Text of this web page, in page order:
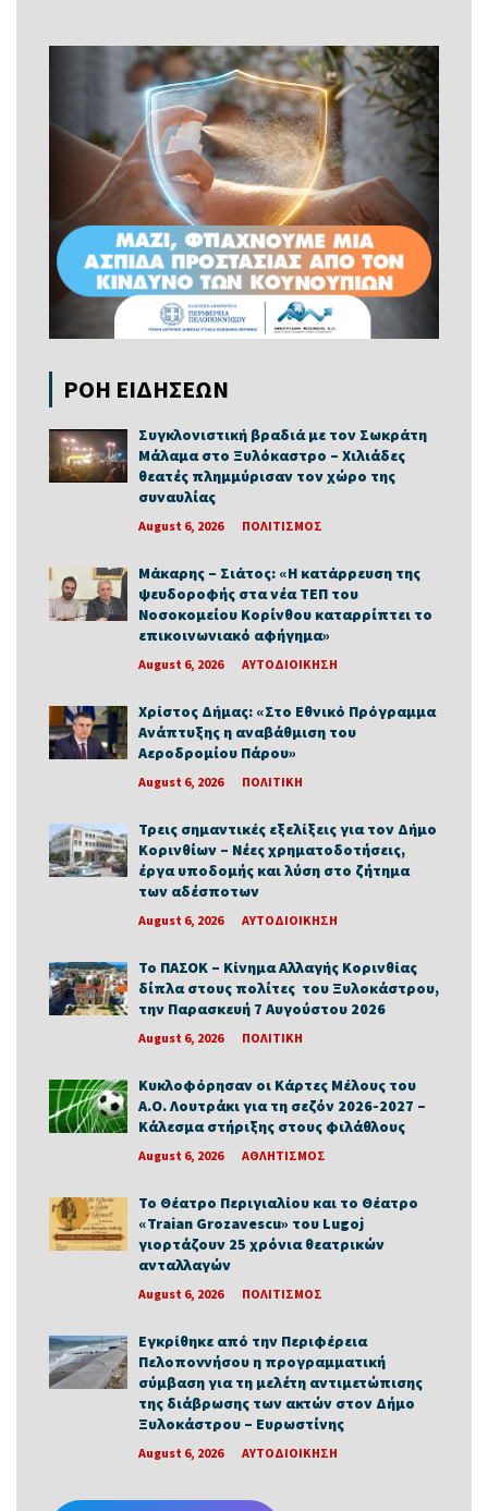
ΡΟΗ ΕΙΔΗΣΕΩΝ
Συγκλονιστική βραδιά με τον Σωκράτη
Μάλαμα στο Ξυλόκαστρο – Χιλιάδες
θεατές πλημμύρισαν τον χώρο της
συναυλίας
August 6, 2026 ΠΟΛΙΤΙΣΜΟΣ
Μάκαρης – Σιάτος: «Η κατάρρευση της
ψευδοροφής στα νέα ΤΕΠ του
Νοσοκομείου Κορίνθου καταρρίπτει το
επικοινωνιακό αφήγημα»
August 6, 2026 ΑΥΤΟΔΙΟΙΚΗΣΗ
Χρίστος Δήμας: «Στο Εθνικό Πρόγραμμα
Ανάπτυξης η αναβάθμιση του
Αεροδρομίου Πάρου»
August 6, 2026 ΠΟΛΙΤΙΚΗ
Τρεις σημαντικές εξελίξεις για τον Δήμο
Κορινθίων – Νέες χρηματοδοτήσεις,
έργα υποδομής και λύση στο ζήτημα
των αδέσποτων
August 6, 2026 ΑΥΤΟΔΙΟΙΚΗΣΗ
Το ΠΑΣΟΚ – Κίνημα Αλλαγής Κορινθίας
δίπλα στους πολίτες του Ξυλοκάστρου,
την Παρασκευή 7 Αυγούστου 2026
August 6, 2026 ΠΟΛΙΤΙΚΗ
Κυκλοφόρησαν οι Κάρτες Μέλους του
Α.Ο. Λουτράκι για τη σεζόν 2026-2027 –
Κάλεσμα στήριξης στους φιλάθλους
August 6, 2026 ΑΘΛΗΤΙΣΜΟΣ
Το Θέατρο Περιγιαλίου και το Θέατρο
«Traian Grozavescu» του Lugoj
γιορτάζουν 25 χρόνια θεατρικών
ανταλλαγών
August 6, 2026 ΠΟΛΙΤΙΣΜΟΣ
Εγκρίθηκε από την Περιφέρεια
Πελοποννήσου η προγραμματική
σύμβαση για τη μελέτη αντιμετώπισης
της διάβρωσης των ακτών στον Δήμο
Ξυλοκάστρου – Ευρωστίνης
August 6, 2026 ΑΥΤΟΔΙΟΙΚΗΣΗ